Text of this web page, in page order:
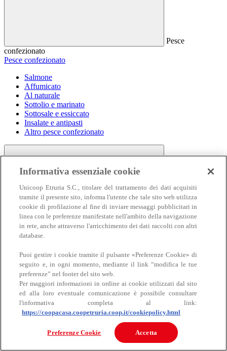
Pesce
confezionato
Pesce confezionato
Salmone
Affumicato
Al naturale
Sottolio e marinato
Sottosale e essiccato
Insalate e antipasti
Altro pesce confezionato
Carne
Carne
Bovino
Informativa essenziale cookie
Unicoop Etruria S.C., titolare del trattamento dei dati acquisiti
tramite il presente sito, informa l'utente che tale sito web utilizza
cookie di profilazione al fine di inviare messaggi pubblicitari in
linea con le preferenze manifestate nell'ambito della navigazione
in rete, anche attraverso l'arricchimento dei dati raccolti con altri
database.
Puoi gestire i cookie tramite il pulsante «Preferenze Cookie» di
seguito e, in ogni momento, mediante il link “modifica le tue
preferenze” nel footer del sito web.
Per maggiori informazioni in ordine ai cookie utilizzati dal sito
ed alla loro eventuale comunicazione è possibile consultare
l'informativa completa al link:
https://coopacasa.coopetruria.coop.it/cookiepolicy.html
Preferenze Cookie Accetta